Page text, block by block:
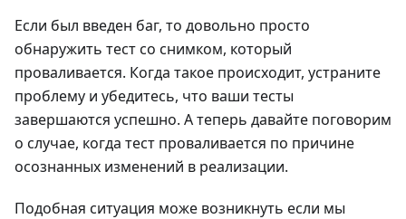
Если был введен баг, то довольно просто
обнаружить тест со снимком, который
проваливается. Когда такое происходит, устраните
проблему и убедитесь, что ваши тесты
завершаются успешно. А теперь давайте поговорим
о случае, когда тест проваливается по причине
осознанных изменений в реализации.
Подобная ситуация може возникнуть если мы